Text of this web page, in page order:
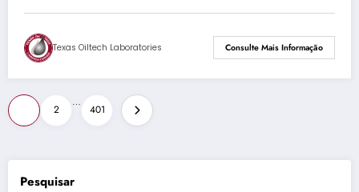
Texas Oiltech Laboratories Consulte Mais Informação
Paginação
de
posts
2
…
401
Pesquisar